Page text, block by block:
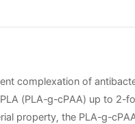
complexation of
(PLA-g-cPAA) up to 2-
property, the PLA-g-